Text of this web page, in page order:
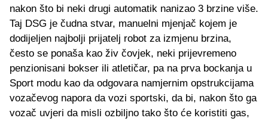
nakon što bi neki drugi automatik nanizao 3 brzine više.
Taj DSG je čudna stvar, manuelni mjenjač kojem je
dodijeljen najbolji prijatelj robot za izmjenu brzina,
često se ponaša kao živ čovjek, neki prijevremeno
penzionisani bokser ili atletičar, pa na prva bockanja u
Sport modu kao da odgovara namjernim opstrukcijama
vozačevog napora da vozi sportski, da bi, nakon što ga
vozač uvjeri da misli ozbiljno tako što će koristiti gas,